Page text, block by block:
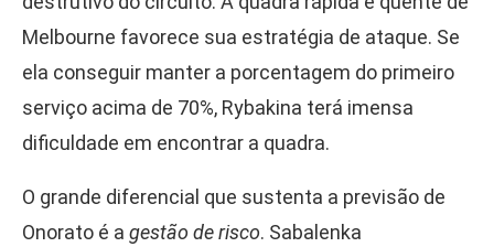
Melbourne favorece sua estratégia de ataque. Se
ela conseguir manter a porcentagem do primeiro
serviço acima de 70%, Rybakina terá imensa
dificuldade em encontrar a quadra.
O grande diferencial que sustenta a previsão de
Onorato é a gestão de risco. Sabalenka